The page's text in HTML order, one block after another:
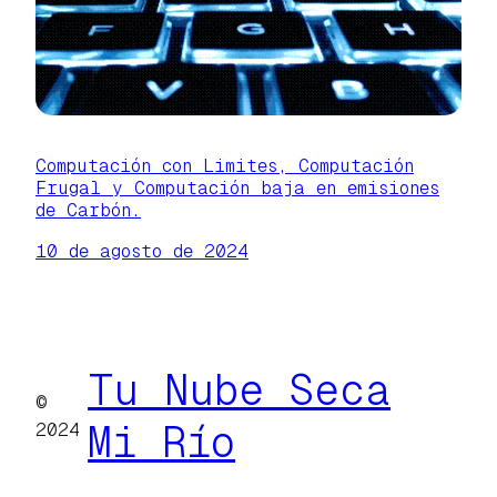
Computación con Limites, Computación
Frugal y Computación baja en emisiones
de Carbón.
10 de agosto de 2024
©
2024
Tu Nube Seca
Mi Río